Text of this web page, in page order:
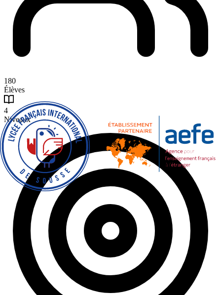
180
Élèves
4
Niveaux